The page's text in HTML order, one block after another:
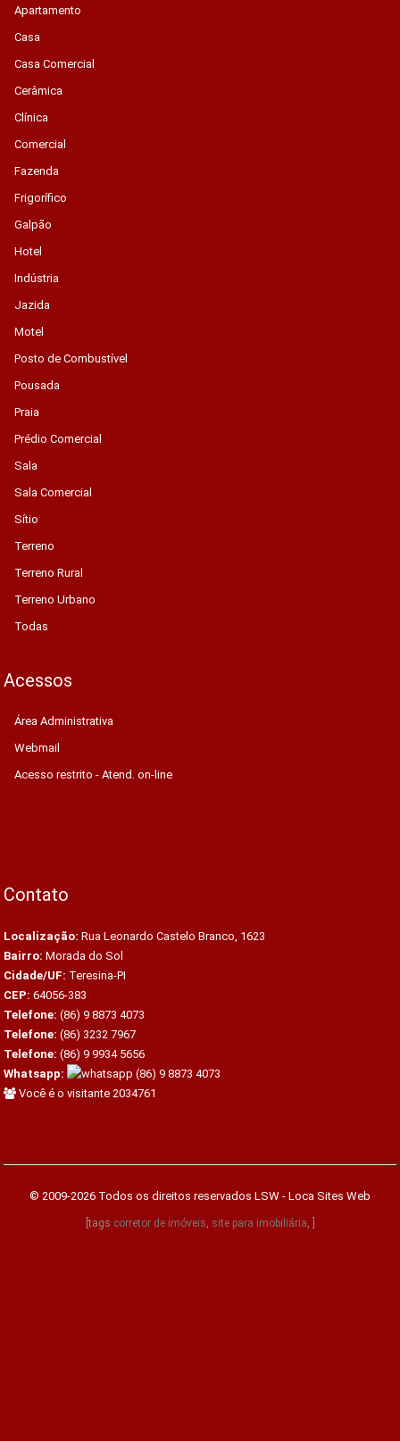
Apartamento
Casa
Casa Comercial
Cerâmica
Clínica
Comercial
Fazenda
Frigorífico
Galpão
Hotel
Indústria
Jazida
Motel
Posto de Combustível
Pousada
Praia
Prédio Comercial
Sala
Sala Comercial
Sítio
Terreno
Terreno Rural
Terreno Urbano
Todas
Acessos
Área Administrativa
Webmail
Acesso restrito - Atend. on-line
Contato
Localização: Rua Leonardo Castelo Branco, 1623
Bairro: Morada do Sol
Cidade/UF: Teresina-PI
CEP: 64056-383
Telefone: (86) 9 8873 4073
Telefone: (86) 3232 7967
Telefone: (86) 9 9934 5656
Whatsapp:
(86) 9 8873 4073
Você é o visitante 2034761
© 2009-2026 Todos os direitos reservados LSW - Loca Sites Web
[tags corretor de imóveis, site para imobiliária, ]